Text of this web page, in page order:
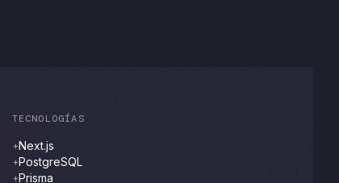
TECNOLOGÍAS
+Next.js
+PostgreSQL
+Prisma